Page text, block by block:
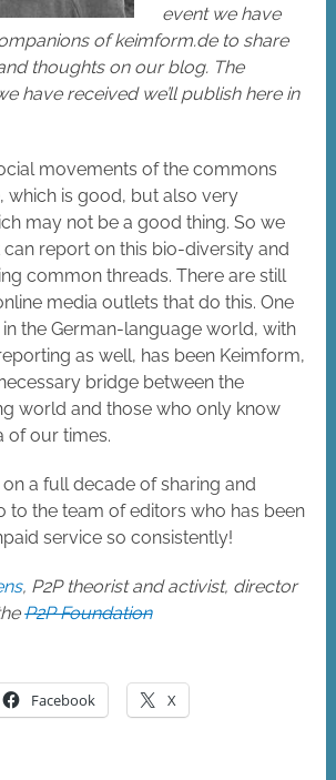
event we have
of keimform.de to share
thoughts on our blog. The
have received we’ll publish here in
movements of the commons
which is good, but also very
may not be a good thing. So we
report on this bio-diversity and
common threads. There are still
media outlets that do this. One
the German-language world, with
as well, has been Keimform,
bridge between the
world and those who only know
of our times.
a full decade of sharing and
to the team of editors who has been
service so consistently!
, P2P theorist and activist, director
P2P Foundation
Facebook X